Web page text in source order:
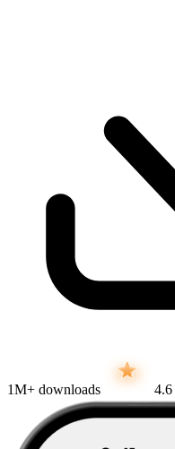
1M+ downloads 4.6